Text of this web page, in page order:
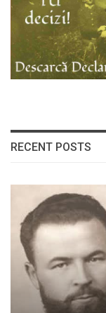
RECENT POSTS